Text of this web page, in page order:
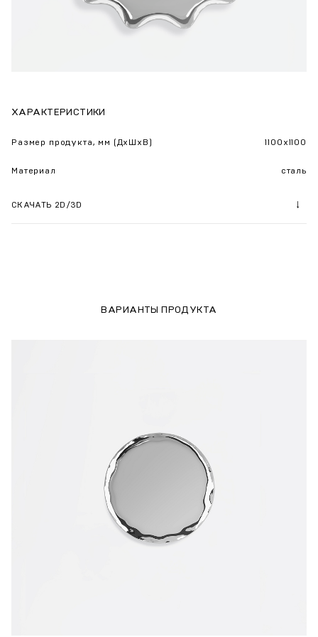
ХАРАКТЕРИСТИКИ
Размер продукта, мм (ДхШхВ) 1100х1100
Материал сталь
СКАЧАТЬ 2D/3D
ВАРИАНТЫ ПРОДУКТА